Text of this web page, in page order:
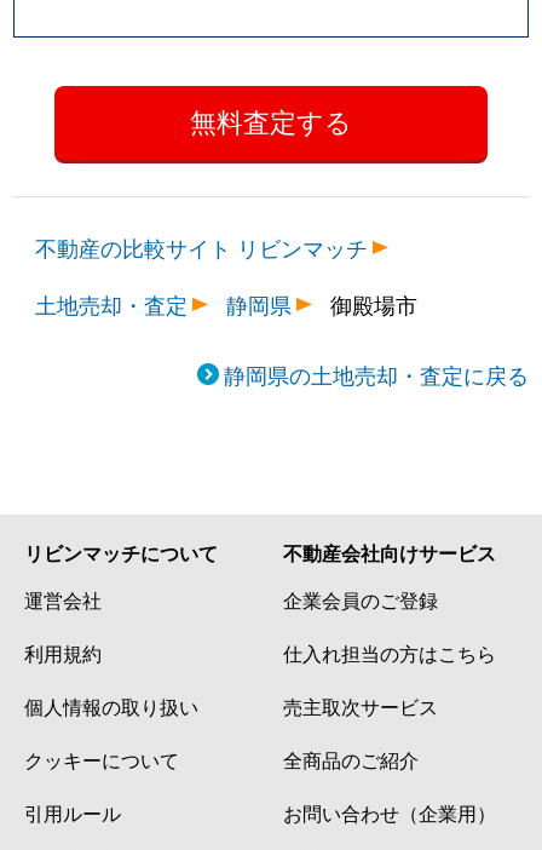
不動産の比較サイト リビンマッチ
土地売却・査定
静岡県 御殿場市
静岡県の土地売却・査定に戻る
リビンマッチについて
運営会社
利用規約
個人情報の取り扱い
クッキーについて
引用ルール
不動産会社向けサービス
企業会員のご登録
仕入れ担当の方はこちら
売主取次サービス
全商品のご紹介
お問い合わせ（企業用）